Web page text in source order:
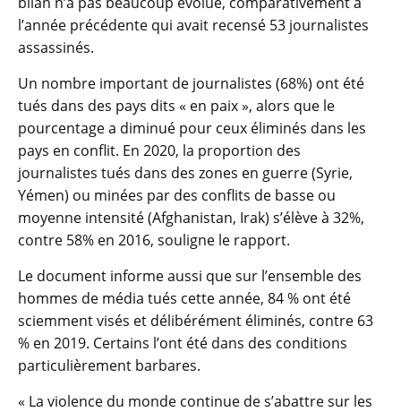
l’année précédente qui avait recensé 53 journalistes
assassinés.
Un nombre important de journalistes (68%) ont été
tués dans des pays dits « en paix », alors que le
pourcentage a diminué pour ceux éliminés dans les
pays en conflit. En 2020, la proportion des
journalistes tués dans des zones en guerre (Syrie,
Yémen) ou minées par des conflits de basse ou
moyenne intensité (Afghanistan, Irak) s’élève à 32%,
contre 58% en 2016, souligne le rapport.
Le document informe aussi que sur l’ensemble des
hommes de média tués cette année, 84 % ont été
sciemment visés et délibérément éliminés, contre 63
% en 2019. Certains l’ont été dans des conditions
particulièrement barbares.
« La violence du monde continue de s’abattre sur les